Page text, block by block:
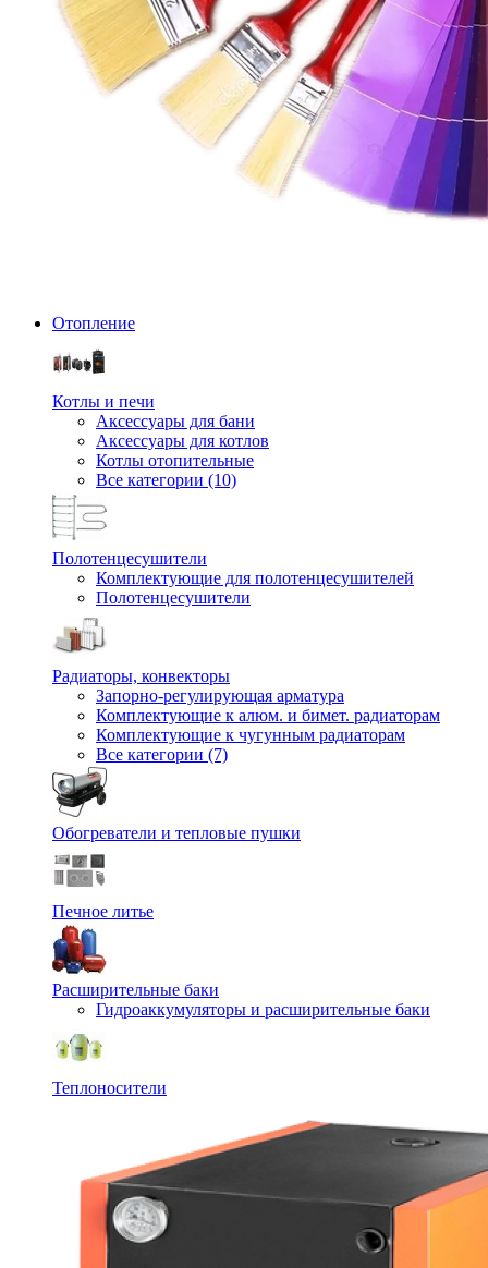
Отопление
Котлы и печи
Аксессуары для бани
Аксессуары для котлов
Котлы отопительные
Все категории (10)
Полотенцесушители
Комплектующие для полотенцесушителей
Полотенцесушители
Радиаторы, конвекторы
Запорно-регулирующая арматура
Комплектующие к алюм. и бимет. радиаторам
Комплектующие к чугунным радиаторам
Все категории (7)
Обогреватели и тепловые пушки
Печное литье
Расширительные баки
Гидроаккумуляторы и расширительные баки
Теплоносители